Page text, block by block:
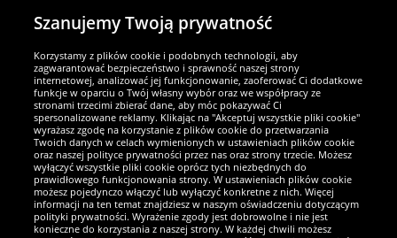
Partnerzy i bezpieczeństwo
Jesteśmy wyjątkowi
Szanujemy Twoją prywatność
Korzystamy z plików cookie i podobnych technologii, aby
zagwarantować bezpieczeństwo i sprawność naszej strony
internetowej, analizować jej funkcjonowanie, zaoferować Ci dodatkowe
funkcje w oparciu o Twój własny wybór oraz we współpracy ze
stronami trzecimi zbierać dane, aby móc pokazywać Ci
spersonalizowane reklamy. Klikając na "Akceptuj wszystkie pliki cookie"
wyrażasz zgodę na korzystanie z plików cookie do przetwarzania
Twoich danych w celach wymienionych w ustawieniach plików cookie
oraz naszej polityce prywatności przez nas oraz strony trzecie. Możesz
wyłączyć wszystkie pliki cookie oprócz tych niezbędnych do
prawidłowego funkcjonowania strony. W ustawieniach plików cookie
możesz pojedynczo włączyć lub wyłączyć konkretne z nich. Więcej
informacji na ten temat znajdziesz w naszym oświadczeniu dotyczącym
polityki prywatności. Wyrażenie zgody jest dobrowolne i nie jest
konieczne do korzystania z naszej strony. W każdej chwili możesz